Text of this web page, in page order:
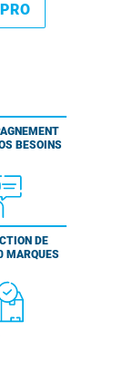
BESOINS
DE
MARQUES